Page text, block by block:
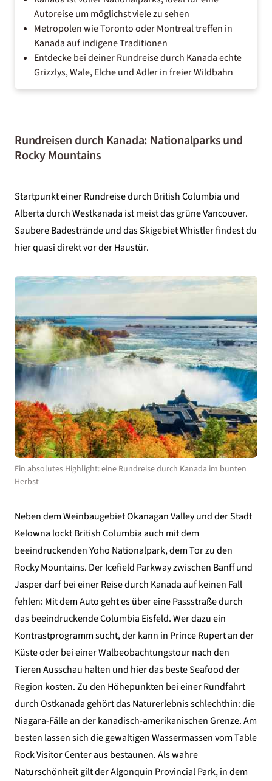
Autoreise um möglichst viele zu sehen
Metropolen wie Toronto oder Montreal treffen in
Kanada auf indigene Traditionen
Entdecke bei deiner Rundreise durch Kanada echte
Grizzlys, Wale, Elche und Adler in freier Wildbahn
Rundreisen durch Kanada: Nationalparks und
Rocky Mountains
Startpunkt einer Rundreise durch British Columbia und
Alberta durch Westkanada ist meist das grüne Vancouver.
Saubere Badestrände und das Skigebiet Whistler findest du
hier quasi direkt vor der Haustür.
Ein absolutes Highlight: eine Rundreise durch Kanada im bunten
Herbst
Neben dem Weinbaugebiet Okanagan Valley und der Stadt
Kelowna lockt British Columbia auch mit dem
beeindruckenden Yoho Nationalpark, dem Tor zu den
Rocky Mountains. Der Icefield Parkway zwischen Banff und
Jasper darf bei einer Reise durch Kanada auf keinen Fall
fehlen: Mit dem Auto geht es über eine Passstraße durch
das beeindruckende Columbia Eisfeld. Wer dazu ein
Kontrastprogramm sucht, der kann in Prince Rupert an der
Küste oder bei einer Walbeobachtungstour nach den
Tieren Ausschau halten und hier das beste Seafood der
Region kosten. Zu den Höhepunkten bei einer Rundfahrt
durch Ostkanada gehört das Naturerlebnis schlechthin: die
Niagara-Fälle an der kanadisch-amerikanischen Grenze. Am
besten lassen sich die gewaltigen Wassermassen vom Table
Rock Visitor Center aus bestaunen. Als wahre
Naturschönheit gilt der Algonquin Provincial Park, in dem